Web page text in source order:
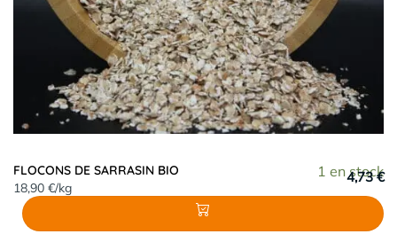
1 en stock
FLOCONS DE SARRASIN BIO
18,90 €/kg
4,73 €